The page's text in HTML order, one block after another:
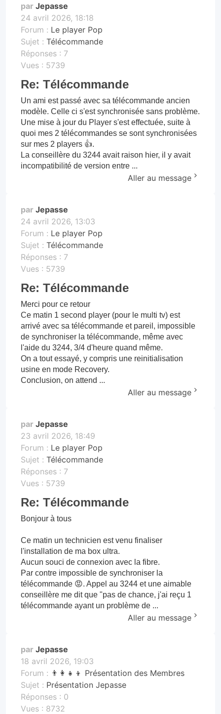
par Jepasse
24 avril 2026, 18:18
Forum : Le player Pop
Sujet : Télécommande
Réponses : 7
Vues : 5739
Re: Télécommande
Un ami est passé avec sa télécommande ancien
modèle. Celle ci s'est synchronisée sans problème.
Une mise à jour du Player s'est effectuée, suite à
quoi mes 2 télécommandes se sont synchronisées
sur mes 2 players 👍.
La conseillère du 3244 avait raison hier, il y avait
incompatibilité de version entre ...
Aller au message
par Jepasse
24 avril 2026, 13:03
Forum : Le player Pop
Sujet : Télécommande
Réponses : 7
Vues : 5739
Re: Télécommande
Merci pour ce retour
Ce matin 1 second player (pour le multi tv) est
arrivé avec sa télécommande et pareil, impossible
de synchroniser la télécommande, même avec
l'aide du 3244, 3/4 d'heure quand même.
On a tout essayé, y compris une reinitialisation
usine en mode Recovery.
Conclusion, on attend ...
Aller au message
par Jepasse
23 avril 2026, 18:49
Forum : Le player Pop
Sujet : Télécommande
Réponses : 7
Vues : 5739
Re: Télécommande
Bonjour à tous
Ce matin un technicien est venu finaliser
l'installation de ma box ultra.
Aucun souci de connexion avec la fibre.
Par contre impossible de synchroniser la
télécommande 😡. Appel au 3244 et une aimable
conseillère me dit que "pas de chance, j'ai reçu 1
télécommande ayant un problème de ...
Aller au message
par Jepasse
18 avril 2026, 19:03
Forum : 👨‍👩‍👧‍👦 Présentation des Membres
Sujet : Présentation Jepasse
Réponses : 0
Vues : 8732